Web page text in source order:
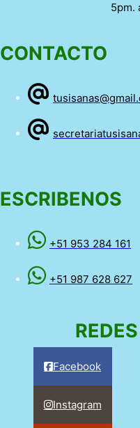
5pm.
CONTACTO
ESCRIBENOS
+51 953 284 161
+51 987 628 627
Facebook
Instagram